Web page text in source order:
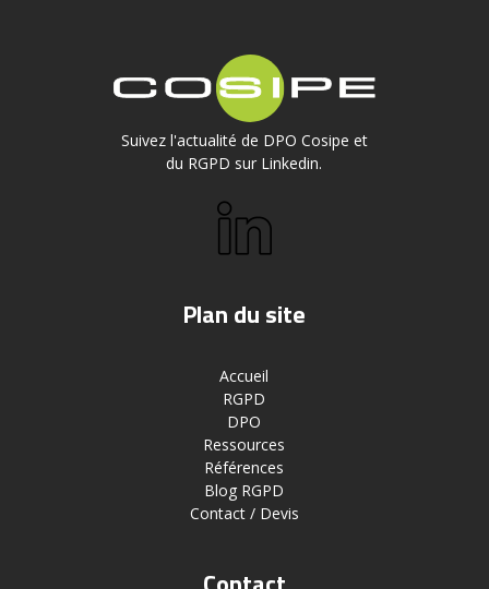
Suivez l'actualité de DPO Cosipe et
du RGPD sur Linkedin.
Plan du site
Accueil
RGPD
DPO
Ressources
Références
Blog RGPD
Contact / Devis